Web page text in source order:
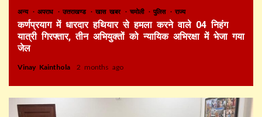
अन्य अपराध उत्तराखण्ड खास खबर चमोली पुलिस राज्य
कर्णप्रयाग में धारदार हथियार से हमला करने वाले 04 निहंग
यात्री गिरफ्तार, तीन अभियुक्तों को न्यायिक अभिरक्षा में भेजा गया
जेल
Vinay Kainthola 2 months ago